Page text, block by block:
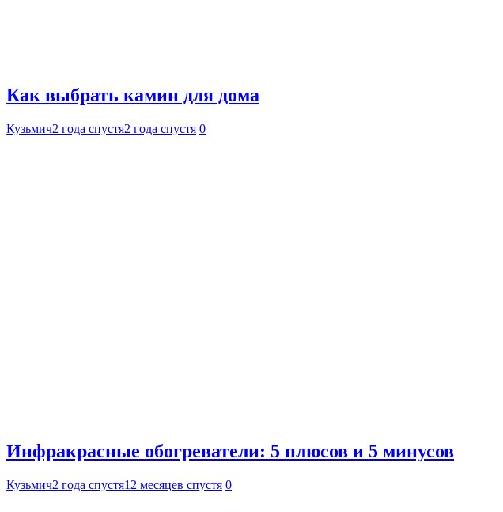
Как выбрать камин для дома
Кузьмич2 года спустя2 года спустя 0
Инфракрасные обогреватели: 5 плюсов и 5 минусов
Кузьмич2 года спустя12 месяцев спустя 0